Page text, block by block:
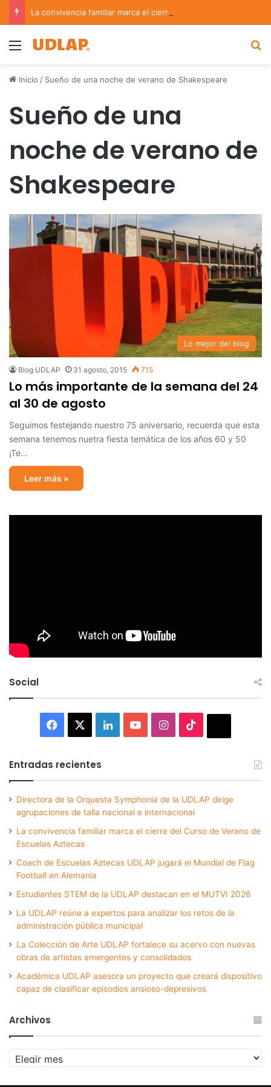
Menu
Inicio / Sueño de una noche de verano de Shakespeare
Sueño de una
noche de verano de
Shakespeare
Lo mejor del blog
Blog UDLAP 31 agosto, 2015 715
Lo más importante de la semana del 24
al 30 de agosto
Seguimos festejando nuestro 75 aniversario, recuerda que esta
semana tenemos nuetra fiesta temática de los años 60 y 50
¡Te…
Leer más »
Social
Facebook LinkedInYouTubeInstagram
Entradas recientes
Directora de la Orquesta Symphonia de la UDLAP dirige
agrupaciones de talla nacional e internacional
La convivencia familiar marca el cierre del Curso de Verano de
Escuelas Aztecas
Coach de Escuelas Aztecas UDLAP jugará el Mundial de Flag
Football en Alemania
Estudiantes STEM de la UDLAP destacan en el MUTVI 2026
La UDLAP reúne a expertos para analizar los retos de la
administración pública municipal
La Colección de Arte UDLAP fortalece su acervo con nuevas
obras de artistas emergentes y consolidados
Académica UDLAP asesora un proyecto que creará dispositivo
capaz de clasificar episodios ansioso-depresivos
Archivos
Archivos